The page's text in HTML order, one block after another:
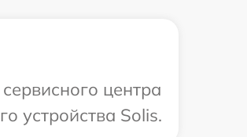
центра
устройства Solis.